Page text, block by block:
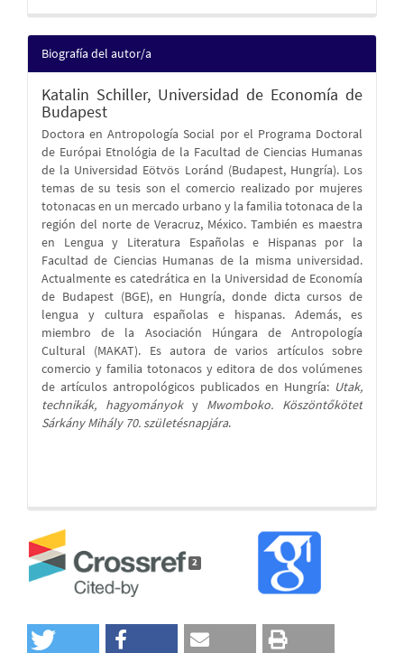
Biografía del autor/a
Katalin Schiller, Universidad de Economía de
Budapest
Doctora en Antropología Social por el Programa Doctoral
de Európai Etnológia de la Facultad de Ciencias Humanas
de la Universidad Eötvös Loránd (Budapest, Hungría). Los
temas de su tesis son el comercio realizado por mujeres
totonacas en un mercado urbano y la familia totonaca de la
región del norte de Veracruz, México. También es maestra
en Lengua y Literatura Españolas e Hispanas por la
Facultad de Ciencias Humanas de la misma universidad.
Actualmente es catedrática en la Universidad de Economía
de Budapest (BGE), en Hungría, donde dicta cursos de
lengua y cultura españolas e hispanas. Además, es
miembro de la Asociación Húngara de Antropología
Cultural (MAKAT). Es autora de varios artículos sobre
comercio y familia totonacos y editora de dos volúmenes
de artículos antropológicos publicados en Hungría: Utak,
technikák, hagyományok y Mwomboko. Köszöntőkötet
Sárkány Mihály 70. születésnapjára.
2